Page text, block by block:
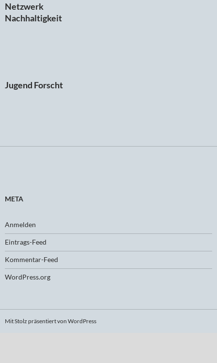
Netzwerk
Nachhaltigkeit
Jugend Forscht
META
Anmelden
Eintrags-Feed
Kommentar-Feed
WordPress.org
Mit Stolz präsentiert von WordPress